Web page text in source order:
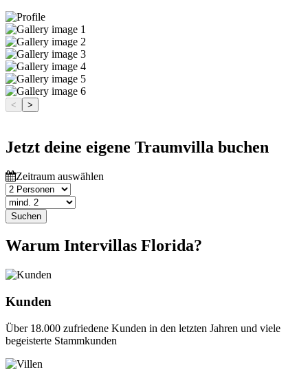
< >
Jetzt deine eigene Traumvilla buchen
Zeitraum auswählen
Suchen
Warum Intervillas Florida?
Kunden
Über 18.000 zufriedene Kunden in den letzten Jahren und viele
begeisterte Stammkunden